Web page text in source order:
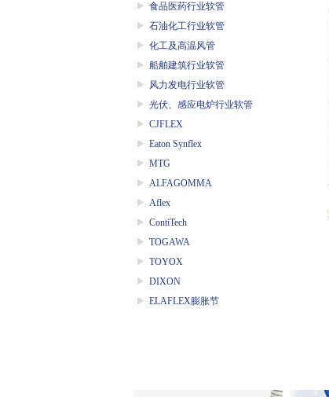
食品医药行业软管
石油化工行业软管
化工及高温风管
船舶建筑行业软管
风力发电行业软管
光伏、感应电炉行业软管
CJFLEX
Eaton Synflex
MTG
ALFAGOMMA
Aflex
ContiTech
TOGAWA
TOYOX
DIXON
ELAFLEX膨胀节